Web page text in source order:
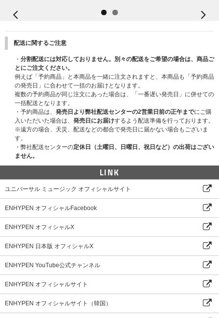
配送に関するご注意
・ 分割配送には対応しておりません。別々の配送をご希望の場合は、商品ご
とにご注文ください。
例えば「予約商品」と本商品を一緒に注文されますと、本商品も「予約商品
の発売日」に合わせて一括のお届けとなります。
複数の予約商品が同じ注文にあった場合は、「一番遅い発売日」に併せての
一括配送となります。
・予約商品は、 発売日より弊社配送センターの2営業日前の正午までにご購
入いただいた場合は、 発売日にお届けするよう配送準備を行っております。
※遠方の場合、天災、配送などの都合で発売日に届かない場合もございま
す。
・弊社配送センターの定休日（土曜日、日曜日、祝日など）の出荷はござい
ません。
LINK
ユニバーサル ミュージック オフィシャルサイト
ENHYPEN オフィシャルFacebook
ENHYPEN オフィシャルX
ENHYPEN 日本版 オフィシャルX
ENHYPEN YouTube公式チャンネル
ENHYPEN オフィシャルサイト
ENHYPEN オフィシャルサイト（韓国）